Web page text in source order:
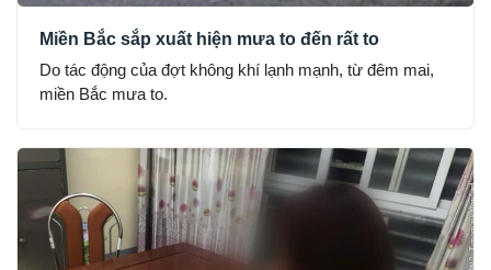
Miền Bắc sắp xuất hiện mưa to đến rất to
Do tác động của đợt không khí lạnh mạnh, từ đêm mai,
miền Bắc mưa to.